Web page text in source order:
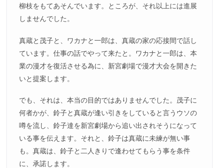
柳枝をもてあそんでいます。ところが、それ以上には進展
しませんでした。
真蔵と茂子と、ワカナと一郎は、真蔵の家の応接間で話し
ています。仕事の話でやって来たと。ワカナと一郎は、本
業の漫才を復活させる為に、新宮劇場で漫才大会を開きた
いと提案します。
でも、それは、本当の目的ではありませんでした。茂子に
何者かが、鈴子と真蔵が逢い引きをしていると言うウソの
噂を流し、鈴子達を新宮劇場から追い出されそうになって
いる事を伝えます。それと、鈴子は真蔵に未練が無い事
も。真蔵は、鈴子と二人きりで逢わせてもらう事を条件
に、承諾します。